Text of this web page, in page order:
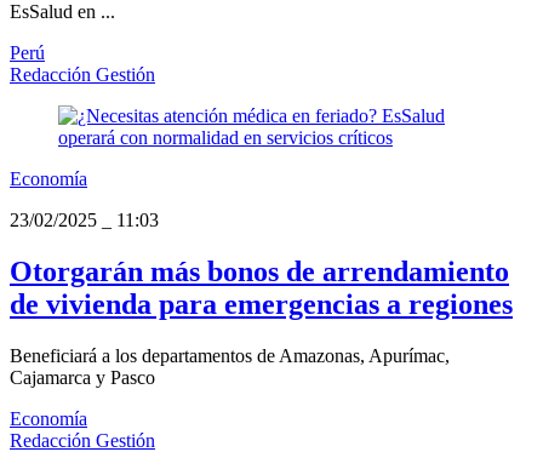
EsSalud en ...
Perú
Redacción Gestión
Economía
23/02/2025
11:03
Otorgarán más bonos de arrendamiento
de vivienda para emergencias a regiones
Beneficiará a los departamentos de Amazonas, Apurímac,
Cajamarca y Pasco
Economía
Redacción Gestión